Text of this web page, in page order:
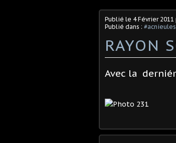
Publié le 4 Février 2011
Publié dans :
RAYON
Avec la